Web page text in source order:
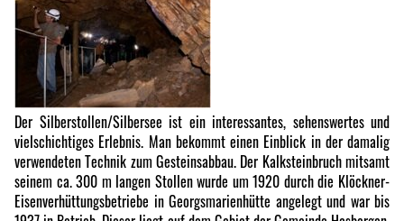
Der Silberstollen/Silbersee ist ein interessantes, sehenswertes und
vielschichtiges Erlebnis. Man bekommt einen Einblick in der damalig
verwendeten Technik zum Gesteinsabbau. Der Kalksteinbruch mitsamt
seinem ca. 300 m langen Stollen wurde um 1920 durch die Klöckner-
Eisenverhüttungsbetriebe in Georgsmarienhütte angelegt und war bis